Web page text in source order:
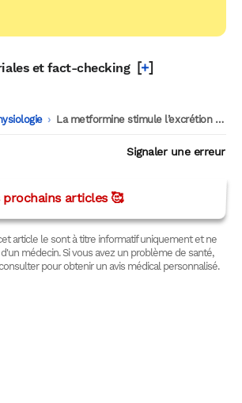
et fact-checking [+]
-
La metformine stimule l’excrétion de glucose dans l’intestin, alimentant le microbiote intestinal
Signaler une erreur
prochains articles 🥰
article le sont à titre informatif uniquement et ne
médecin. Si vous avez un problème de santé,
pour obtenir un avis médical personnalisé.